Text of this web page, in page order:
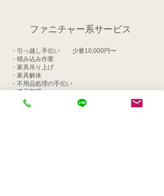
​ファニチャー系サービス
・引っ越し手伝い 少量10,000円〜
・積み込み作業
・家具吊り上げ
・家具解体
​・不用品処理の手伝い
・遺品整理
​・生前整理各お見積り無料です​
お気軽にご相談ください！